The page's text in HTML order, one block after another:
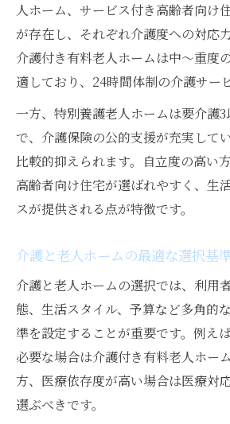
人ホーム、サービス付き高齢者向け
が存在し、それぞれ介護度への対応
介護付き有料老人ホームは中～重度
適しており、24時間体制の介護サー
一方、特別養護老人ホームは要介護
で、介護保険の公的支援が充実して
比較的抑えられます。自立度の高い
高齢者向け住宅が選ばれやすく、生
スが提供される点が特徴です。
介護と老人ホームの最適な選択基
介護と老人ホームの選択では、利用
態、生活スタイル、予算など多角的
準を設定することが重要です。例え
必要な場合は介護付き有料老人ホー
方、医療依存度が高い場合は医療対
選ぶべきです。